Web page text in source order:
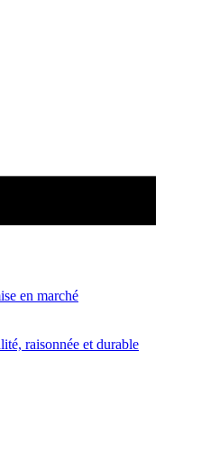
en marché
raisonnée et durable